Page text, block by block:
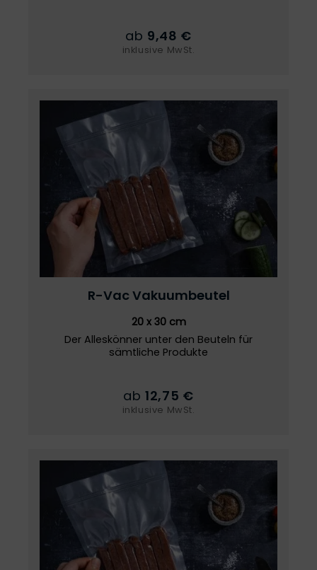
ab 9,48 €
inklusive MwSt.
R-Vac Vakuumbeutel
20 x 30 cm
Der Alleskönner unter den Beuteln für
sämtliche Produkte
ab12,75 €
inklusive MwSt.